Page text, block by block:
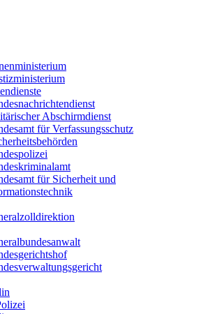
Abschirmdienst
für Verfassungsschutz
für Sicherheit und